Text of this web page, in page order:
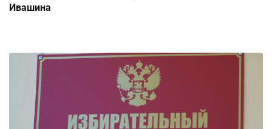
Ивашина